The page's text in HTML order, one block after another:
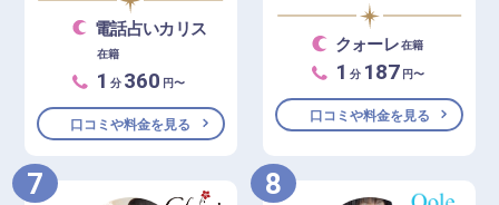
電話占いカリス
在籍
1 分 360 円〜
口コミや料金を見る
クォーレ在籍
1 分 187 円〜
口コミや料金を見る
7 8